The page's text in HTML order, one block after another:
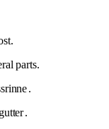
parts.
.
gutter.